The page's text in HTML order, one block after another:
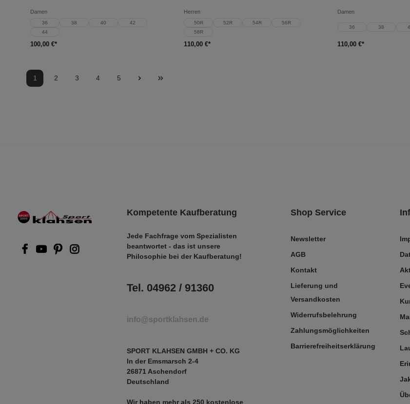
Damen
36 38 40
42
44
100,00 €*
Herren
50R 52R 54R
56R
58R
110,00 €*
Damen
36 38
110,00 €*
1 2 3 4 5
Kompetente Kaufberatung
Jede Fachfrage vom Spezialisten
beantwortet - das ist unsere
Philosophie bei der Kaufberatung!
Tel. 04962 / 91360
info@sportklahsen.de
SPORT KLAHSEN GMBH + CO. KG
In der Emsmarsch 2-4
26871 Aschendorf
Deutschland
Wir haben mehr als 250 kostenlose
Shop Service
Newsletter
AGB
Kontakt
Lieferung und
Versandkosten
Widerrufsbelehrung
Zahlungsmöglichkeiten
Barrierefreiheitserklärung